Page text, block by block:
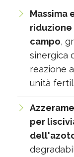
Massima
riduzione
campo,
sinergica
reazione
unità
per